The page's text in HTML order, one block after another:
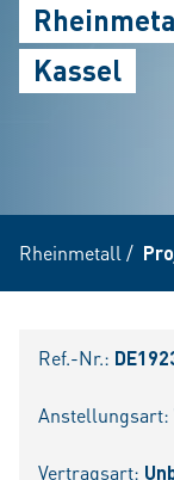
Kassel
Rheinmetall /
Ref.-Nr.:
Anstellungsart:
Vertragsart: